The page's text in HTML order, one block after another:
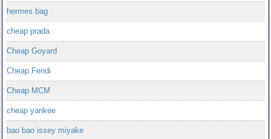
hermes bag
cheap prada
Cheap Goyard
Cheap Fendi
Cheap MCM
cheap yankee
bao bao issey miyake